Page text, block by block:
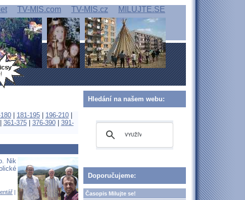
TV-MIS.com TV-MIS.cz MILUJTE.SE
181-195 196-210
361-375| 376-390| 391-
Nik
|
Hledání na našem webu:
Doporučujeme:
Časopis Milujte se!